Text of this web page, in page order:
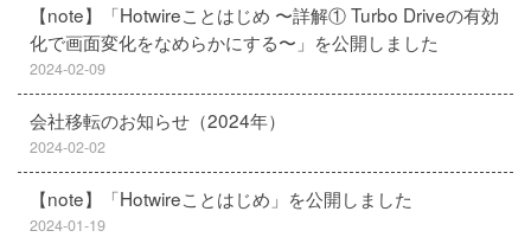
【note】「Hotwireことはじめ 〜詳解① Turbo Driveの有効
化で画面変化をなめらかにする〜」を公開しました
2024-02-09
会社移転のお知らせ（2024年）
2024-02-02
【note】「Hotwireことはじめ」を公開しました
2024-01-19